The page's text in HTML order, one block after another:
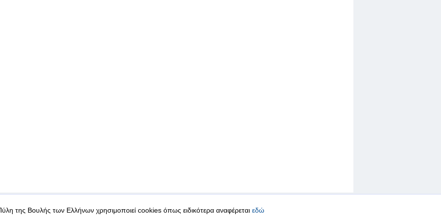
δεδομένα |Ασφάλεια & Πρόσβαση
της Βουλής των Ελλήνων χρησιμοποιεί cookies όπως ειδικότερα αναφέρεται εδώ